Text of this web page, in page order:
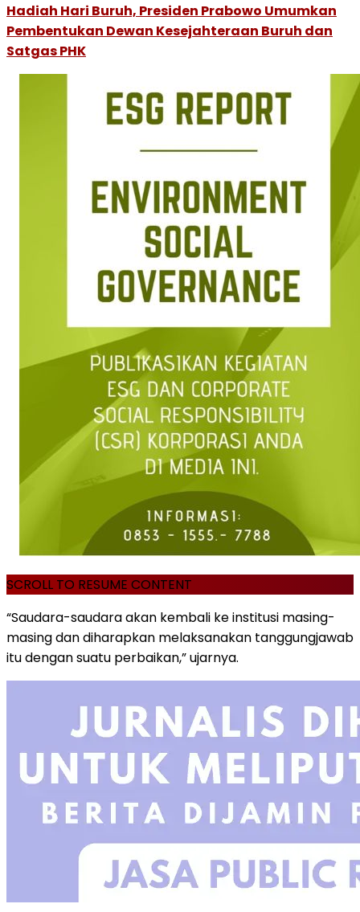
Hadiah Hari Buruh, Presiden Prabowo Umumkan
Pembentukan Dewan Kesejahteraan Buruh dan
Satgas PHK
SCROLL TO RESUME CONTENT
“Saudara-saudara akan kembali ke institusi masing-
masing dan diharapkan melaksanakan tanggungjawab
itu dengan suatu perbaikan,” ujarnya.